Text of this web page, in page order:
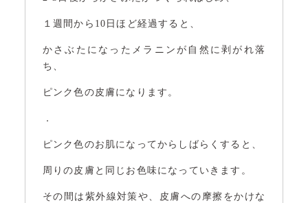
１週間から10日ほど経過すると、
かさぶたになったメラニンが自然に剥がれ落
ち、
ピンク色の皮膚になります。
．
ピンク色のお肌になってからしばらくすると、
周りの皮膚と同じお色味になっていきます。
その間は紫外線対策や、皮膚への摩擦をかけな